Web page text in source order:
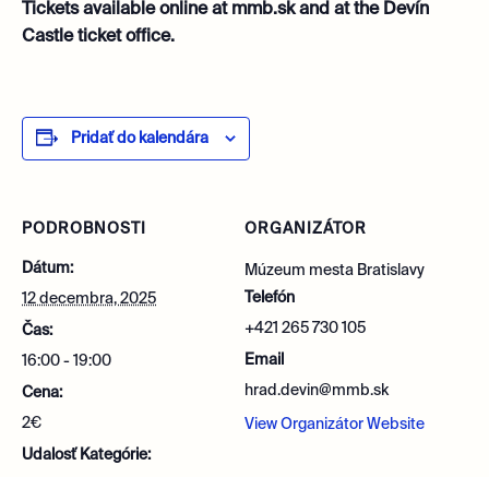
Tickets available online at mmb.sk and at the Devín
Castle ticket office.
Pridať do kalendára
PODROBNOSTI
Dátum:
12 decembra, 2025
Čas:
16:00 - 19:00
Cena:
2€
Udalosť Kategórie:
ORGANIZÁTOR
Múzeum mesta Bratislavy
Telefón
+421 265 730 105
Email
hrad.devin@mmb.sk
View Organizátor Website